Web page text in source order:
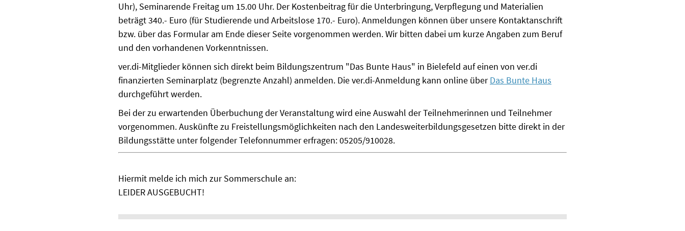
Uhr), Seminarende Freitag um 15.00 Uhr. Der Kostenbeitrag für die Unterbringung, Verpflegung und Materialien
beträgt 340.- Euro (für Studierende und Arbeitslose 170.- Euro). Anmeldungen können über unsere Kontaktanschrift
bzw. über das Formular am Ende dieser Seite vorgenommen werden. Wir bitten dabei um kurze Angaben zum Beruf
und den vorhandenen Vorkenntnissen.
ver.di-Mitglieder können sich direkt beim Bildungszentrum "Das Bunte Haus" in Bielefeld auf einen von ver.di
finanzierten Seminarplatz (begrenzte Anzahl) anmelden. Die ver.di-Anmeldung kann online überDas Bunte Haus
durchgeführt werden.
Bei der zu erwartenden Überbuchung der Veranstaltung wird eine Auswahl der Teilnehmerinnen und Teilnehmer
vorgenommen. Auskünfte zu Freistellungsmöglichkeiten nach den Landesweiterbildungsgesetzen bitte direkt in der
Bildungsstätte unter folgender Telefonnummer erfragen: 05205/910028.
Hiermit melde ich mich zur Sommerschule an:
LEIDER AUSGEBUCHT!